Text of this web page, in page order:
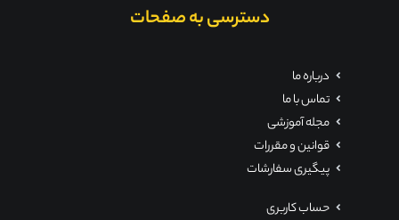
دسترسی به صفحات
درباره ما
تماس با ما
مجله آموزشی
قوانین و مقررات
پیگیری سفارشات
حساب کاربری